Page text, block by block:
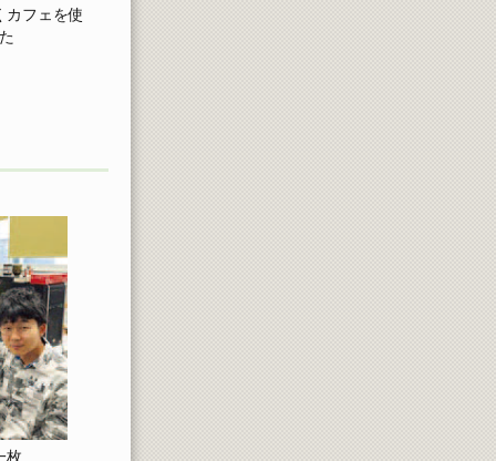
フェを使
枚